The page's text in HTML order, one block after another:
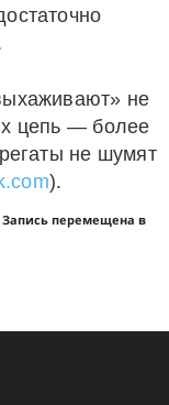
не
цепь — более
не шумят
).
Запись перемещена в